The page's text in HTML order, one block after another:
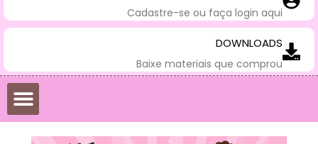
Cadastre-se ou faça login aqui
DOWNLOADS
Baixe materiais que comprou